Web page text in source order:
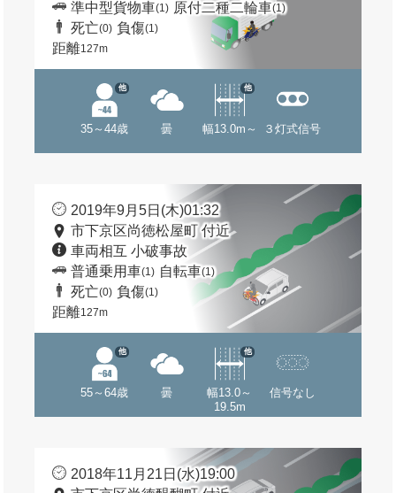
準中型貨物車(1) 原付二種二輪車(1)
死亡(0) 負傷(1)
距離127m
35～44歳
他
曇 幅13.0m～
他
３灯式信号
2019年9月5日(木)01:32
市下京区尚徳松屋町 付近
車両相互 小破事故
普通乗用車(1) 自転車(1)
死亡(0) 負傷(1)
距離127m
55～64歳
他
曇
幅13.0～
19.5m
他
信号なし
2018年11月21日(水)19:00